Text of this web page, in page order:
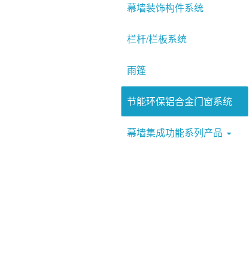
幕墙装饰构件系统
栏杆/栏板系统
雨篷
节能环保铝合金门窗系统
幕墙集成功能系列产品